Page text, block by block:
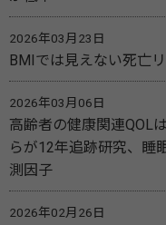
2026年03月23日
BMIでは見えない死亡
2026年03月06日
高齢者の健康関連QOL
らが12年追跡研究、睡
測因子
2026年02月26日